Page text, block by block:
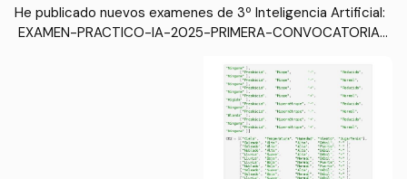
He publicado nuevos examenes de 3º Inteligencia Artificial:
EXAMEN-PRACTICO-IA-2025-PRIMERA-CONVOCATORIA-